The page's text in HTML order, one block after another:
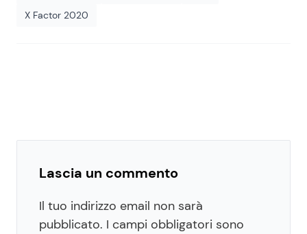
X Factor 2020
Lascia un commento
Il tuo indirizzo email non sarà
pubblicato. I campi obbligatori sono